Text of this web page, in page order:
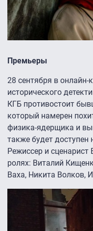
Премьеры
28 сентября в онлайн-
исторического
КГБ противостоит
который намерен
физика-ядерщика и
также будет доступен
Режиссер и
ролях: Виталий
Ваха, Никита Волков,